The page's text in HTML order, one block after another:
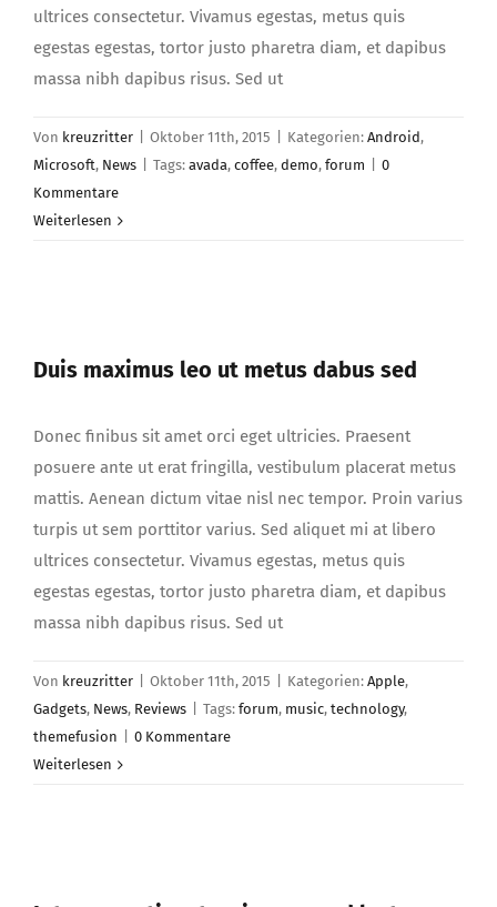
ultrices consectetur. Vivamus egestas, metus quis
egestas egestas, tortor justo pharetra diam, et dapibus
massa nibh dapibus risus. Sed ut
Von kreuzritter Oktober 11th, 2015 Kategorien: Android,
Microsoft, News Tags: avada, coffee, demo, forum
0
Kommentare
Weiterlesen
Duis maximus leo ut metus dabus sed
Donec finibus sit amet orci eget ultricies. Praesent
posuere ante ut erat fringilla, vestibulum placerat metus
mattis. Aenean dictum vitae nisl nec tempor. Proin varius
turpis ut sem porttitor varius. Sed aliquet mi at libero
ultrices consectetur. Vivamus egestas, metus quis
egestas egestas, tortor justo pharetra diam, et dapibus
massa nibh dapibus risus. Sed ut
Von kreuzritter Oktober 11th, 2015 Kategorien: Apple,
Gadgets, News, Reviews Tags: forum, music, technology,
themefusion
0 Kommentare
Weiterlesen